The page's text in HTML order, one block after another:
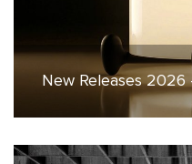
24 de
New Releases